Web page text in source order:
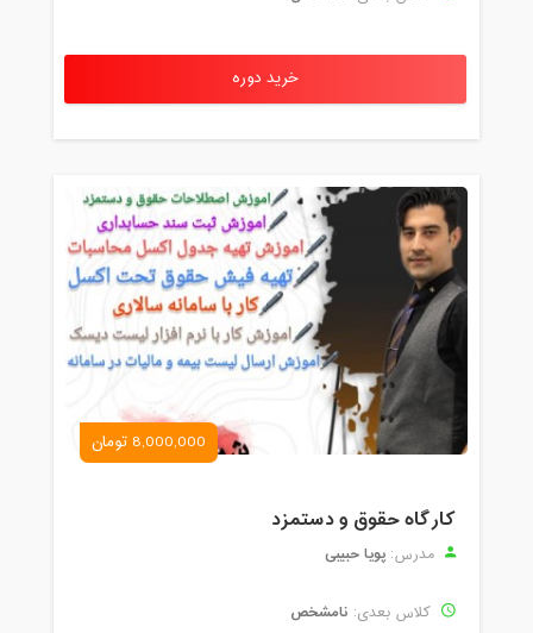
خرید دوره
8,000,000 تومان
کارگاه حقوق و دستمزد
مدرس: پویا حبیبی
کلاس بعدی: نامشخص